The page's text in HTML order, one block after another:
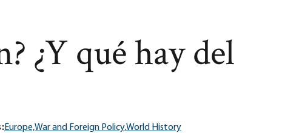
¿Y qué hay del
Europe,War and Foreign Policy,World History